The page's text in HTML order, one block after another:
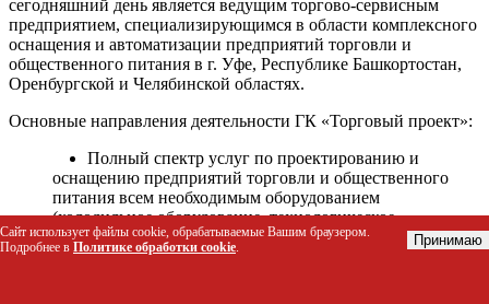
сегодняшний день является ведущим торгово-сервисным
предприятием, специализирующимся в области комплексного
оснащения и автоматизации предприятий торговли и
общественного питания в г. Уфе, Республике Башкортостан,
Оренбургской и Челябинской областях.
Основные направления деятельности ГК «Торговый проект»:
Полный спектр услуг по проектированию и
оснащению предприятий торговли и общественного
питания всем необходимым оборудованием
(холодильное оборудование, технологическое
оборудование, стеллажное оборудование и т.д.);
Автоматизация торговых процессов и внедрения
Сайт использует файлы cookie, обрабатываемые Вашим браузером.
Подробнее в Политике обработки cookie. Принимаю